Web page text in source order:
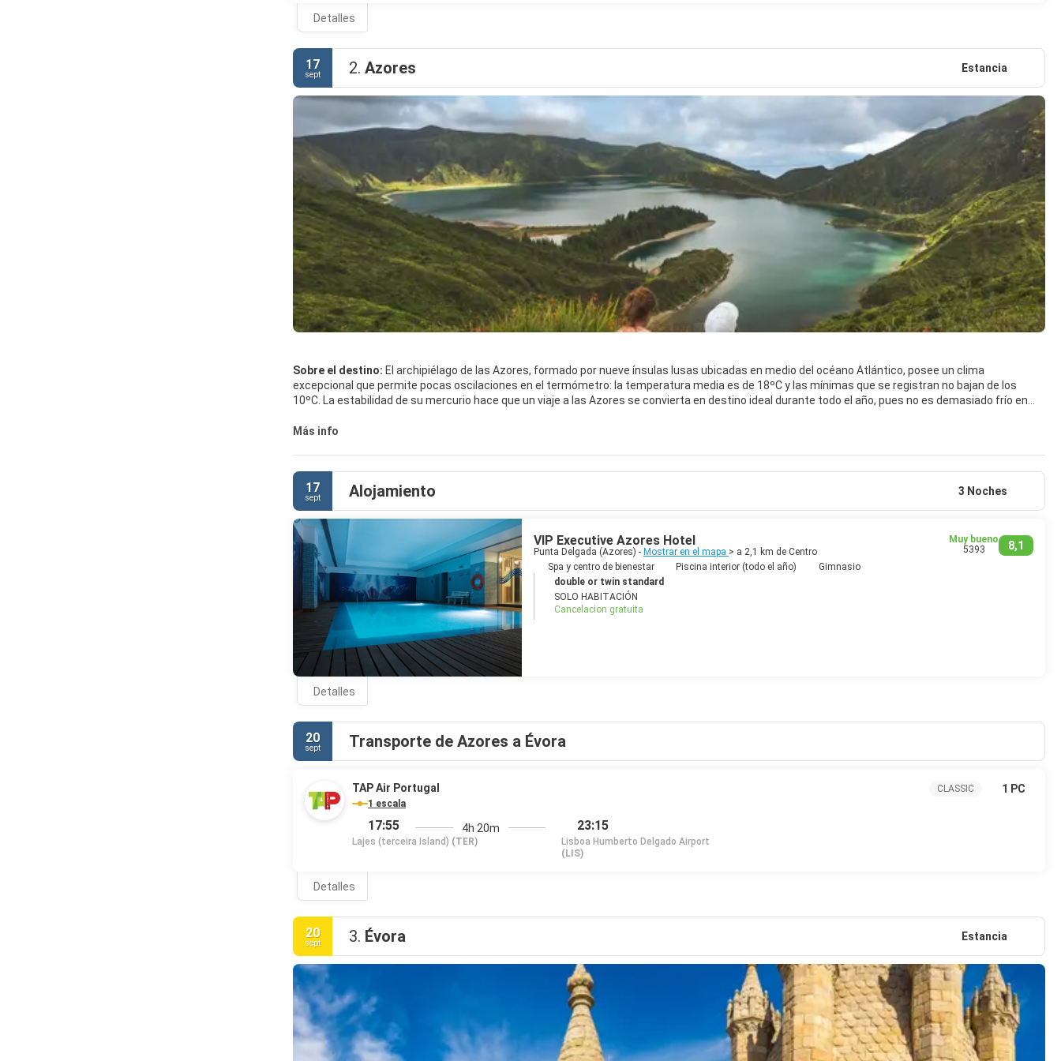
Detalles
17
sept 2. Azores Estancia
Sobre el destino: El archipiélago de las Azores, formado por nueve ínsulas lusas ubicadas en medio del océano Atlántico, posee un clima
excepcional que permite pocas oscilaciones en el termómetro: la temperatura media es de 18ºC y las mínimas que se registran no bajan de los
10ºC. La estabilidad de su mercurio hace que un viaje a las Azores se convierta en destino ideal durante todo el año, pues no es demasiado frío en
Más info
17
sept Alojamiento 3 Noches
VIP Executive Azores Hotel
Punta Delgada (Azores) - Mostrar en el mapa > a 2,1 km de Centro
8,1
Muy bueno
5393
Spa y centro de bienestar
Piscina interior (todo el año)
Gimnasio
double or twin standard
SOLO HABITACIÓN
Cancelacion gratuita
Detalles
20
sept Transporte de Azores a Évora
TAP Air Portugal
1 escala
17:55
Lajes (terceira Island) (TER)
4h 20m 23:15
Lisboa Humberto Delgado Airport
(LIS)
CLASSIC 1 PC
Detalles
20
sept 3. Évora Estancia